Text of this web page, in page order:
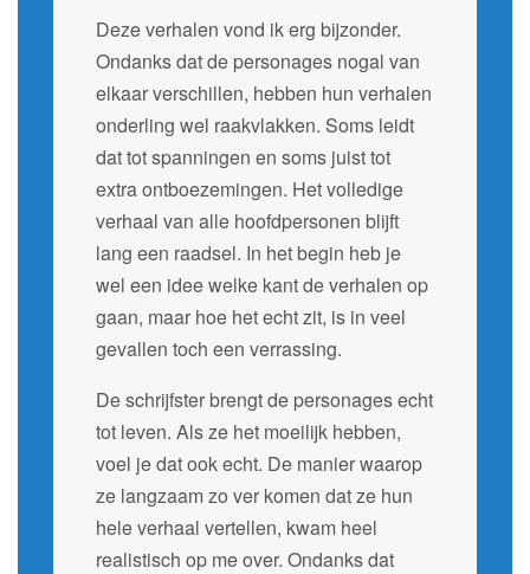
Deze verhalen vond ik erg bijzonder.
Ondanks dat de personages nogal van
elkaar verschillen, hebben hun verhalen
onderling wel raakvlakken. Soms leidt
dat tot spanningen en soms juist tot
extra ontboezemingen. Het volledige
verhaal van alle hoofdpersonen blijft
lang een raadsel. In het begin heb je
wel een idee welke kant de verhalen op
gaan, maar hoe het echt zit, is in veel
gevallen toch een verrassing.
De schrijfster brengt de personages echt
tot leven. Als ze het moeilijk hebben,
voel je dat ook echt. De manier waarop
ze langzaam zo ver komen dat ze hun
hele verhaal vertellen, kwam heel
realistisch op me over. Ondanks dat